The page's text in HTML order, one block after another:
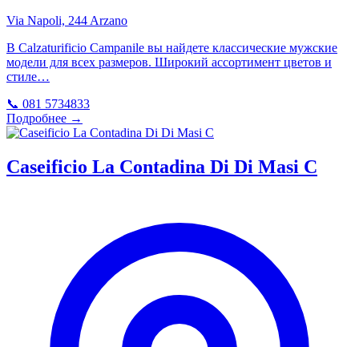
Via Napoli, 244 Arzano
В Calzaturificio Campanile вы найдете классические мужские
модели для всех размеров. Широкий ассортимент цветов и
стиле…
📞 081 5734833
Подробнее →
Caseificio La Contadina Di Di Masi C